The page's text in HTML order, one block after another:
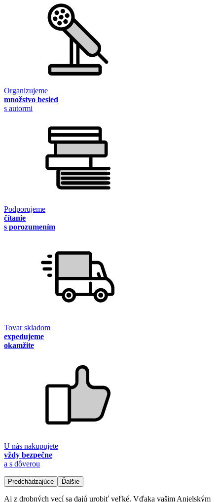
Organizujeme
množstvo besied
s autormi
Podporujeme
čítanie
s porozumením
Tovar skladom
expedujeme
okamžite
U nás nakupujete
vždy bezpečne
a s dôverou
Predchádzajúce Ďalšie
Aj z drobných vecí sa dajú urobiť veľké. Vďaka vašim Anjelským